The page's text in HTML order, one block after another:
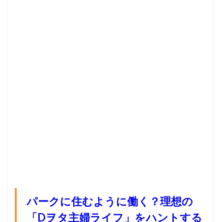
パークに住むように働く？理想の
「Dヲタ主婦ライフ」をハントする